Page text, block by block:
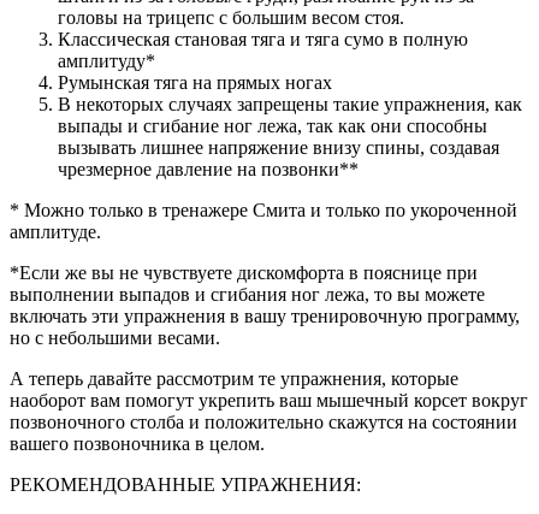
головы на трицепс с большим весом стоя.
Классическая становая тяга и тяга сумо в полную
амплитуду*
Румынская тяга на прямых ногах
В некоторых случаях запрещены такие упражнения, как
выпады и сгибание ног лежа, так как они способны
вызывать лишнее напряжение внизу спины, создавая
чрезмерное давление на позвонки**
* Можно только в тренажере Смита и только по укороченной
амплитуде.
*Если же вы не чувствуете дискомфорта в пояснице при
выполнении выпадов и сгибания ног лежа, то вы можете
включать эти упражнения в вашу тренировочную программу,
но с небольшими весами.
А теперь давайте рассмотрим те упражнения, которые
наоборот вам помогут укрепить ваш мышечный корсет вокруг
позвоночного столба и положительно скажутся на состоянии
вашего позвоночника в целом.
РЕКОМЕНДОВАННЫЕ УПРАЖНЕНИЯ: